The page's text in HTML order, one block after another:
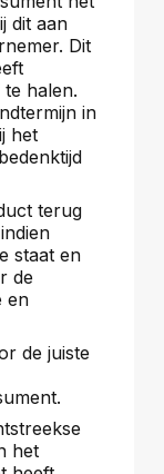
dit aan
Dit
halen.
in
het
terug
staat en
de
en
de juiste
het